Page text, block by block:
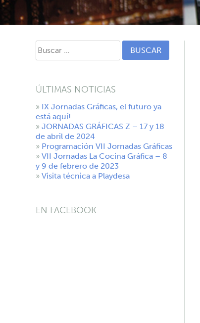
ÚLTIMAS NOTICIAS
IX Jornadas Gráficas, el futuro ya
está aquí!
JORNADAS GRÁFICAS Z – 17 y 18
de abril de 2024
Programación VII Jornadas Gráficas
VII Jornadas La Cocina Gráfica – 8
y 9 de febrero de 2023
Visita técnica a Playdesa
EN FACEBOOK